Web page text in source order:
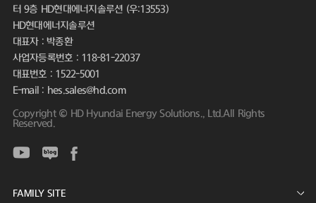
터 9층 HD현대에너지솔루션 (우:13553)
HD현대에너지솔루션
대표자 : 박종환
사업자등록번호 : 118-81-22037
대표번호 : 1522-5001
E-mail : hes.sales@hd.com
Copyright © HD Hyundai Energy Solutions., Ltd.All Rights
Reserved.